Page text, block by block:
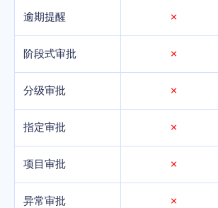
逾期提醒 ✗
阶段式审批 ✗
分级审批 ✗
指定审批 ✗
项目审批 ✗
异常审批 ✗